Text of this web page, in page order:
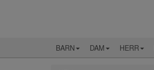
BARN DAM HERR